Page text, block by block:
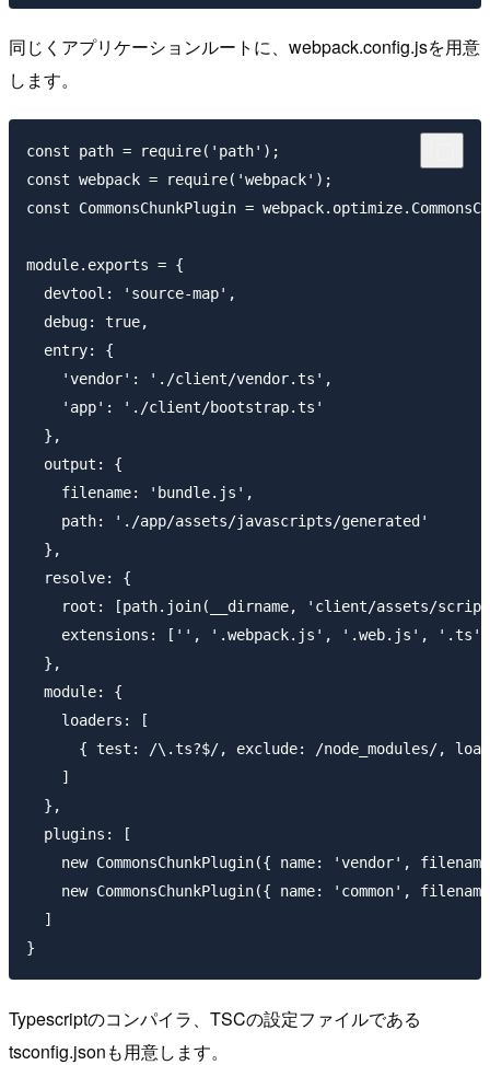
同じくアプリケーションルートに、webpack.config.jsを用意
します。
const path = require('path');
const webpack = require('webpack');
const CommonsChunkPlugin =
module.exports = {
  devtool: 'source-map',
  debug: true,
  entry: {
    'vendor': './client/vendor.ts',
    'app': './client/bootstrap.ts'
  },
  output: {
    filename: 'bundle.js',
    path: './app/assets/javascripts/generated'
  },
  resolve: {
root: [path.join(__dirname, 'client/assets/
extensions: ['', '.webpack.js', '.web.js',
  },
  module: {
    loaders: [
{ test: /\.ts?$/, exclude: /node_modules/,
    ]
  },
  plugins: [
new CommonsChunkPlugin({ name: 'vendor',
new CommonsChunkPlugin({ name: 'common',
  ]
Typescriptのコンパイラ、TSCの設定ファイルである
tsconfig.jsonも用意します。